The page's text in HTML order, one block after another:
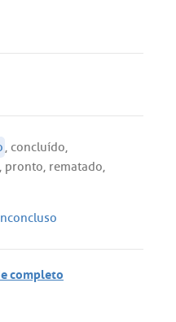
, concluído,
, pronto, rematado,
completo